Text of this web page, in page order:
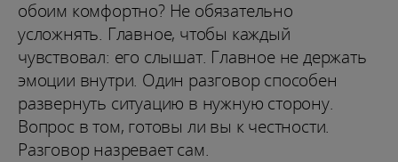
обоим комфортно? Не обязательно
усложнять. Главное, чтобы каждый
чувствовал: его слышат. Главное не держать
эмоции внутри. Один разговор способен
развернуть ситуацию в нужную сторону.
Вопрос в том, готовы ли вы к честности.
Разговор назревает сам.